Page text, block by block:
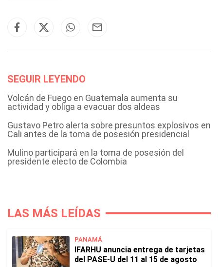
SEGUIR LEYENDO
Volcán de Fuego en Guatemala aumenta su
actividad y obliga a evacuar dos aldeas
Gustavo Petro alerta sobre presuntos explosivos en
Cali antes de la toma de posesión presidencial
Mulino participará en la toma de posesión del
presidente electo de Colombia
LAS MÁS LEÍDAS
PANAMÁ
IFARHU anuncia entrega de tarjetas
del PASE-U del 11 al 15 de agosto